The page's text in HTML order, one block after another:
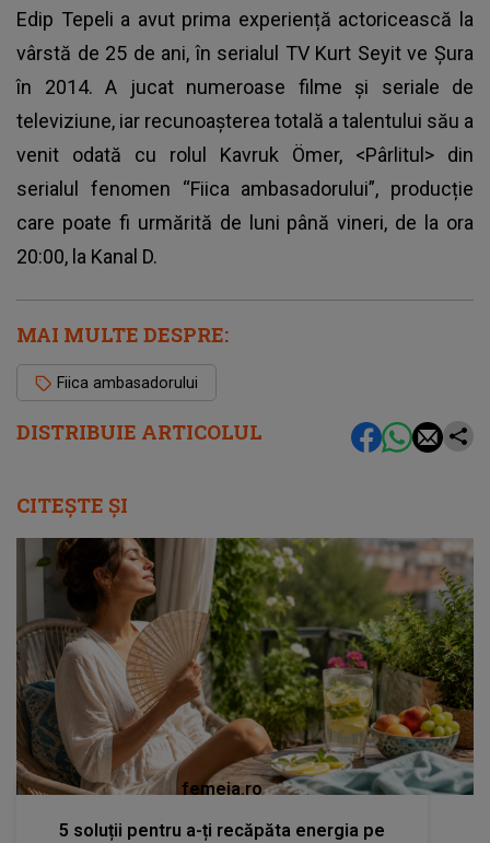
DISTRIBUIE ARTICOLUL
Edip Tepeli a avut prima experiență actoricească la
vârstă de 25 de ani, în serialul TV Kurt Seyit ve Şura
în 2014. A jucat numeroase filme și seriale de
televiziune, iar recunoașterea totală a talentului său a
venit odată cu rolul Kavruk Ömer, <Pârlitul> din
serialul fenomen “Fiica ambasadorului”, producție
care poate fi urmărită de luni până vineri, de la ora
20:00, la Kanal D.
MAI MULTE DESPRE:
Fiica ambasadorului
CITEȘTE ȘI
femeia.ro
5 soluții pentru a-ți recăpăta energia pe